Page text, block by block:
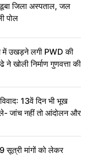
जिला अस्पताल, जल
पोल
उखड़ने लगी PWD की
खोली निर्माण गुणवत्ता की
13वें दिन भी भूख
जांच नहीं तो आंदोलन और
मांगों को लेकर